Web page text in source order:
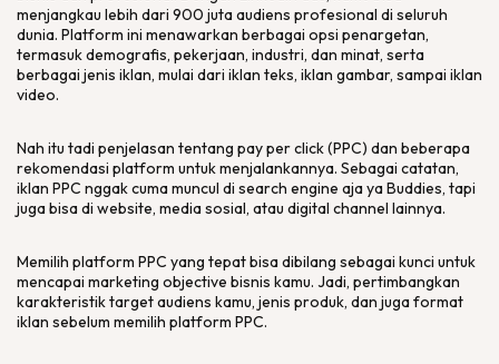
menjangkau lebih dari 900 juta audiens profesional di seluruh
dunia. Platform ini menawarkan berbagai opsi penargetan,
termasuk demografis, pekerjaan, industri, dan minat, serta
berbagai jenis iklan, mulai dari iklan teks, iklan gambar, sampai iklan
video.
Nah itu tadi penjelasan tentang pay per click(PPC) dan beberapa
rekomendasi platform untuk menjalankannya. Sebagai catatan,
iklan PPC nggak cuma muncul di search engine aja ya Buddies, tapi
juga bisa di website, media sosial, atau digital channel lainnya.
Memilih platform PPC yang tepat bisa dibilang sebagai kunci untuk
mencapai marketing objective bisnis kamu. Jadi, pertimbangkan
karakteristik target audiens kamu, jenis produk, dan juga format
iklan sebelum memilih platform PPC.